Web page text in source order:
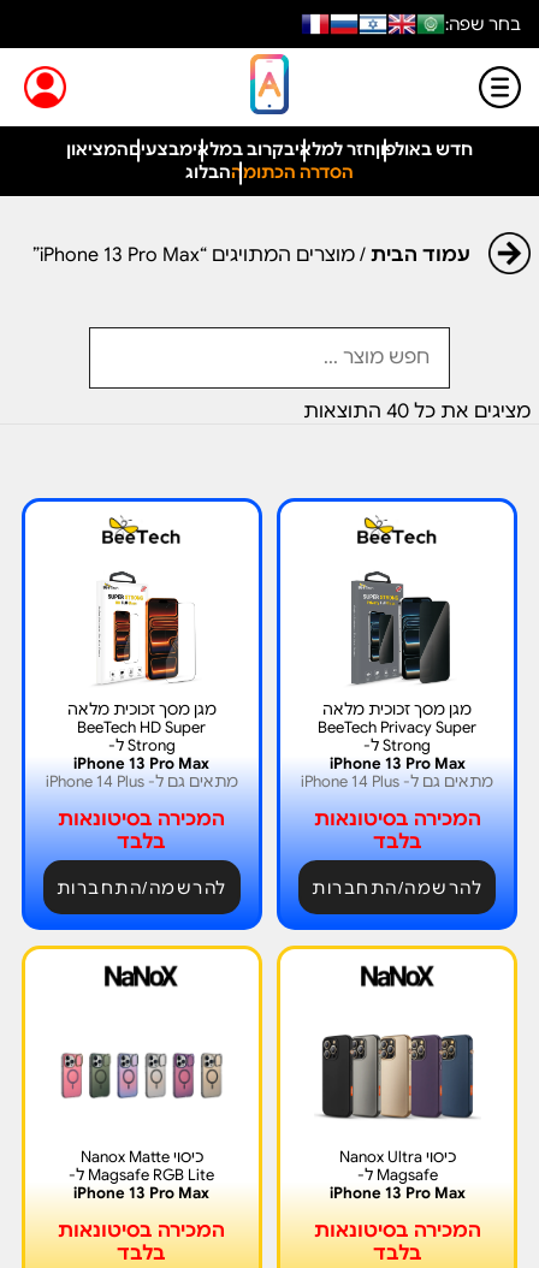
בחר שפה:
חדש באולפוןחזר למלאיבקרוב במלאימבצעיםהמציאון
הסדרה הכתומההבלוג
עמוד הבית/ מוצרים המתויגים “iPhone 13 Pro Max”
מציגים את כל ⁦40⁩ התוצאות
מגן מסך זכוכית מלאה
BeeTech Privacy Super
Strong ל-
iPhone 13 Pro Max
מתאים גם ל- iPhone 14 Plus
המכירה בסיטונאות
בלבד
להרשמה/התחברות
מגן מסך זכוכית מלאה
BeeTech HD Super
Strong ל-
iPhone 13 Pro Max
מתאים גם ל- iPhone 14 Plus
המכירה בסיטונאות
בלבד
להרשמה/התחברות
כיסוי Nanox Ultra
Magsafe ל-
iPhone 13 Pro Max
המכירה בסיטונאות
בלבד
כיסוי Nanox Matte
Magsafe RGB Lite ל-
iPhone 13 Pro Max
המכירה בסיטונאות
בלבד